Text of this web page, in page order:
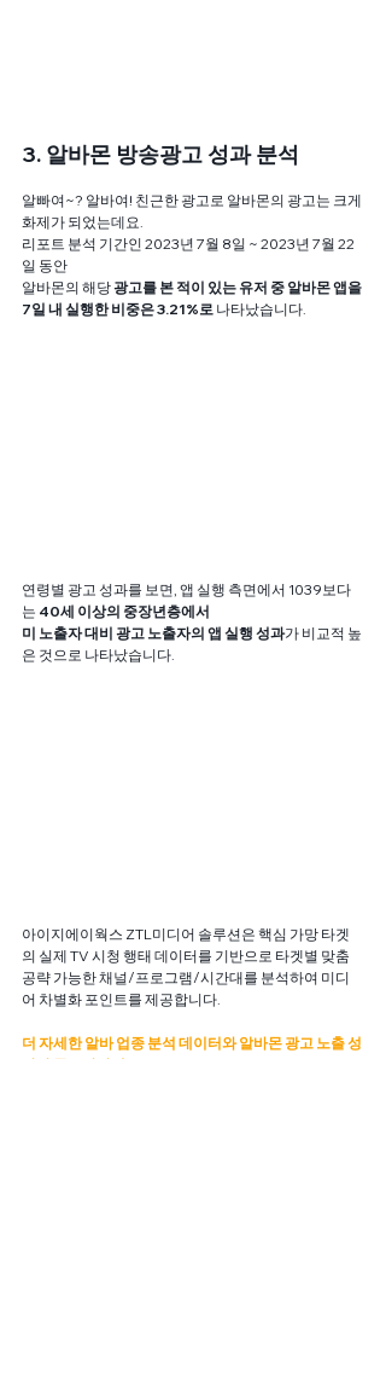
3. 알바몬 방송광고 성과 분석
알빠여~? 알바여! 친근한 광고로 알바몬의 광고는 크게
화제가 되었는데요.
리포트 분석 기간인 2023년 7월 8일 ~ 2023년 7월 22
일 동안
알바몬의 해당 광고를 본 적이 있는 유저 중 알바몬 앱을
7일 내 실행한 비중은 3.21%로 나타났습니다.
연령별 광고 성과를 보면, 앱 실행 측면에서 1039보다
는 40세 이상의 중장년층에서
미 노출자 대비 광고 노출자의 앱 실행 성과가 비교적 높
은 것으로 나타났습니다.
아이지에이웍스 ZTL미디어 솔루션은 핵심 가망 타겟
의 실제 TV 시청 행태 데이터를 기반으로 타겟별 맞춤
공략 가능한 채널/프로그램/시간대를 분석하여 미디
어 차별화 포인트를 제공합니다.
더 자세한 알바 업종 분석 데이터와 알바몬 광고 노출 성
과가 궁금하다면